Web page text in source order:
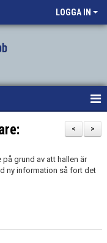
LOGGA IN
>
<
grund av att hallen är
ny information så fort det